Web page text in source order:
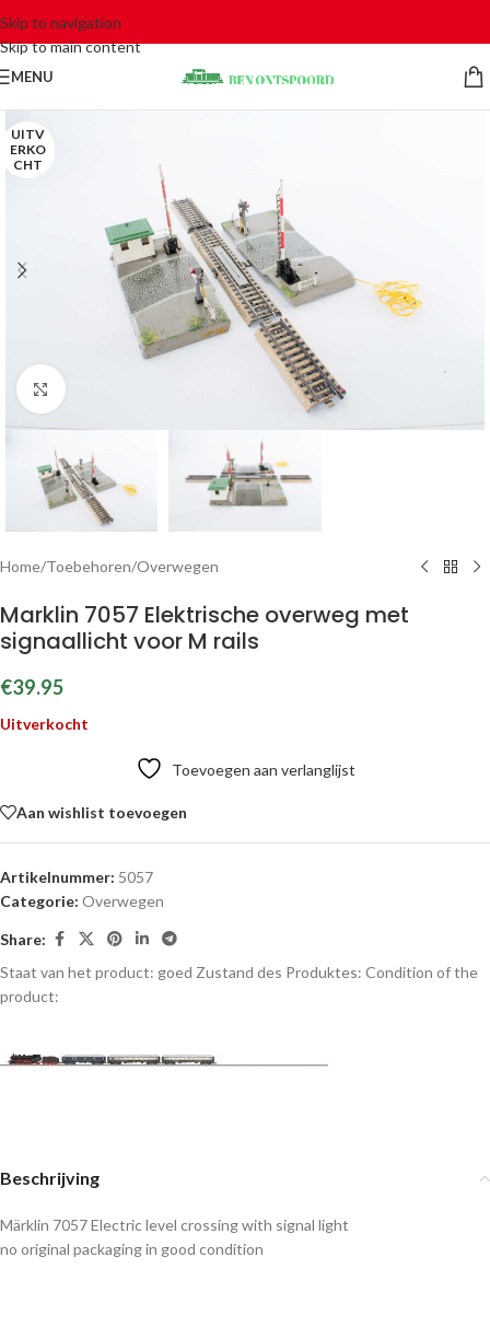
Skip to navigation
Skip to main content
MENU
UITV
ERKO
CHT
Click to enlarge
Home/Toebehoren/Overwegen
Marklin 7057 Elektrische overweg met
signaallicht voor M rails
€39.95
Uitverkocht
Toevoegen aan verlanglijst
Aan wishlist toevoegen
Artikelnummer: 5057
Categorie: Overwegen
Share:
Staat van het product: goed Zustand des Produktes: Condition of the
product:
Beschrijving
Märklin 7057 Electric level crossing with signal light
no original packaging in good condition